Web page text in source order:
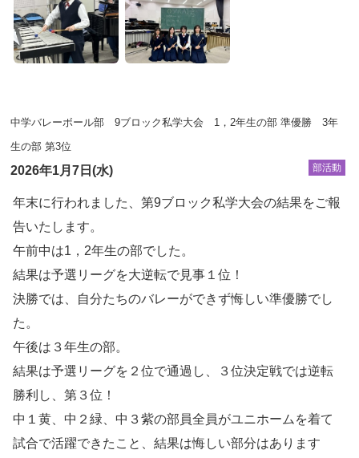
中学バレーボール部 9ブロック私学大会 1，2年生の部 準優勝 3年
生の部 第3位
2026年1月7日(水) 部活動
年末に行われました、第9ブロック私学大会の結果をご報
告いたします。
午前中は1，2年生の部でした。
結果は予選リーグを大逆転で見事１位！
決勝では、自分たちのバレーができず悔しい準優勝でし
た。
午後は３年生の部。
結果は予選リーグを２位で通過し、３位決定戦では逆転
勝利し、第３位！
中１黄、中２緑、中３紫の部員全員がユニホームを着て
試合で活躍できたこと、結果は悔しい部分はあります